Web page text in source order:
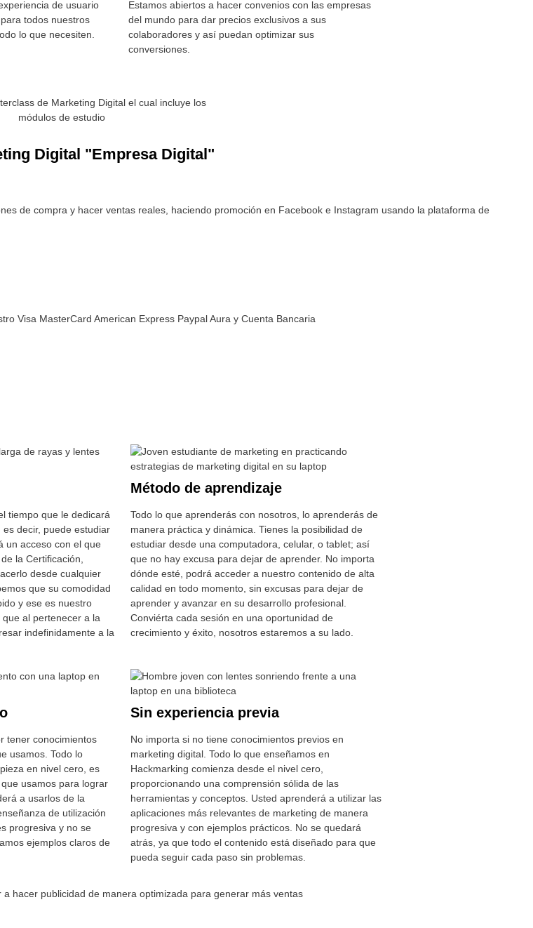
de usuario
todos nuestros
lo que necesiten.
Estamos abiertos a hacer convenios con las empresas
del mundo para dar precios exclusivos a sus
colaboradores y así puedan optimizar sus
conversiones.
Digital "Empresa Digital"
de compra y hacer ventas reales, haciendo promoción en Facebook e Instagram usando la plataforma de
tiempo que le dedicará
decir, puede estudiar
un acceso con el que
la Certificación,
desde cualquier
que su comodidad
y ese es nuestro
al pertenecer a la
indefinidamente a la
Método de aprendizaje
Todo lo que aprenderás con nosotros, lo aprenderás de
manera práctica y dinámica. Tienes la posibilidad de
estudiar desde una computadora, celular, o tablet; así
que no hay excusa para dejar de aprender. No importa
dónde esté, podrá acceder a nuestro contenido de alta
calidad en todo momento, sin excusas para dejar de
aprender y avanzar en su desarrollo profesional.
Conviérta cada sesión en una oportunidad de
crecimiento y éxito, nosotros estaremos a su lado.
tener conocimientos
usamos. Todo lo
en nivel cero, es
usamos para lograr
a usarlos de la
de utilización
progresiva y no se
ejemplos claros de
Sin experiencia previa
No importa si no tiene conocimientos previos en
marketing digital. Todo lo que enseñamos en
Hackmarking comienza desde el nivel cero,
proporcionando una comprensión sólida de las
herramientas y conceptos. Usted aprenderá a utilizar las
aplicaciones más relevantes de marketing de manera
progresiva y con ejemplos prácticos. No se quedará
atrás, ya que todo el contenido está diseñado para que
pueda seguir cada paso sin problemas.